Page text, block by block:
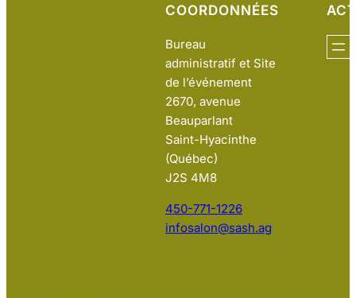
COORDONNÉES
Bureau
administratif et Site
de l’événement
2670, avenue
Beauparlant
Saint-Hyacinthe
(Québec)
J2S 4M8
450-771-1226
infosalon@sash.ag